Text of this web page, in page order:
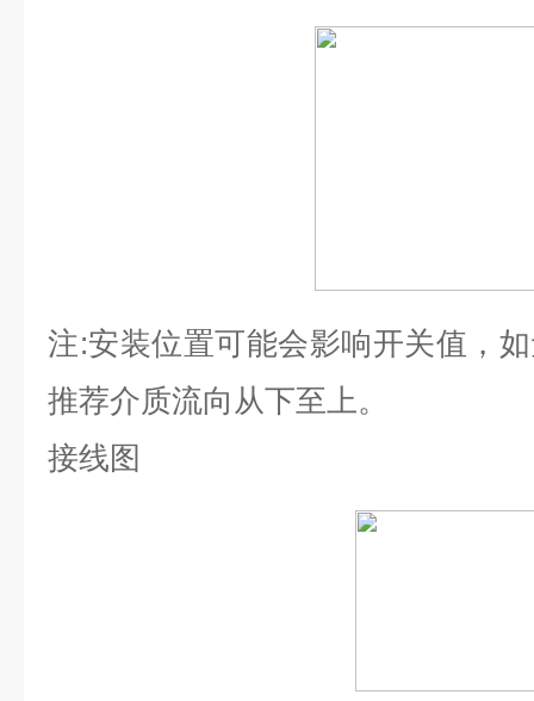
注:安装位置可能会影响开关值，
推荐介质流向从下至上。
接线图